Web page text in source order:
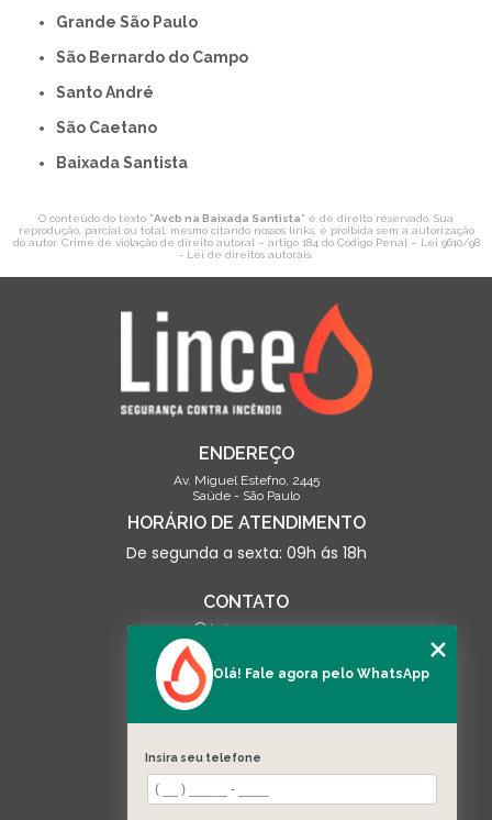
Grande São Paulo
São Bernardo do Campo
Santo André
São Caetano
Baixada Santista
O conteúdo do texto "Avcb na Baixada Santista" é de direito reservado. Sua
reprodução, parcial ou total, mesmo citando nossos links, é proibida sem a autorização
do autor. Crime de violação de direito autoral – artigo 184 do Código Penal – Lei 9610/98
- Lei de direitos autorais
ENDEREÇO
Av. Miguel Estefno, 2445
Saúde - São Paulo
HORÁRIO DE ATENDIMENTO
De segunda a sexta: 09h ás 18h
CONTATO
(13) 3500-0703
contato@linceseguranca.com.br
SIGA-NOS
MENU
HOME
Olá! Fale agora pelo WhatsApp
Insira seu telefone